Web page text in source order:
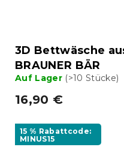
3D Bettwäsche
BRAUNER BÄR
Auf Lager (>10 Stücke)
16,90 €
15 % Rabattcode:
MINUS15